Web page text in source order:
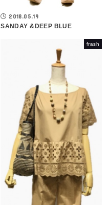
2018.05.19
SANDAY &DEEP BLUE
frash